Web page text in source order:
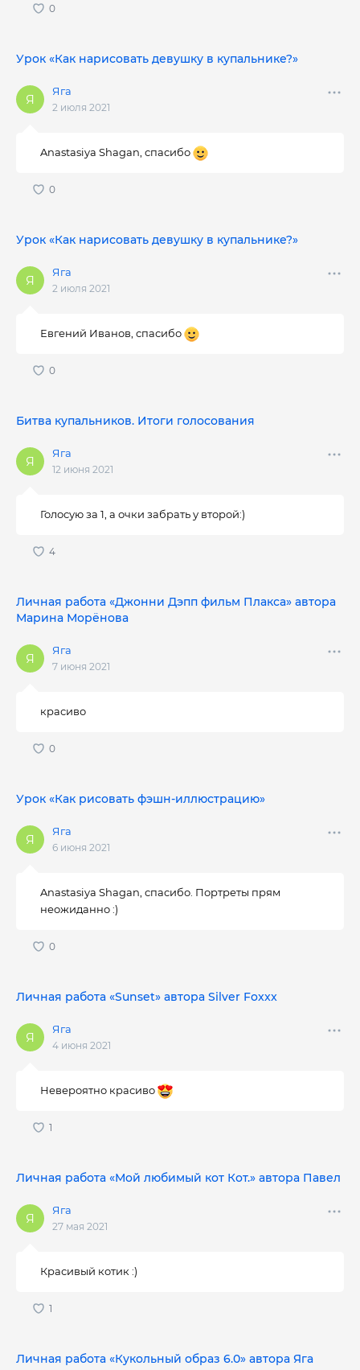
Урок «Как нарисовать девушку в купальнике?»
Яга
2 июля 2021
Anastasiya Shagan, спасибо
Урок «Как нарисовать девушку в купальнике?»
Яга
2 июля 2021
Евгений Иванов, спасибо
Битва купальников. Итоги голосования
Яга
12 июня 2021
Голосую за 1, а очки забрать у второй:)
Личная работа «Джонни Дэпп фильм Плакса» автора
Марина Морёнова
Яга
7 июня 2021
красиво
Урок «Как рисовать фэшн-иллюстрацию»
Яга
6 июня 2021
Anastasiya Shagan, спасибо. Портреты прям
неожиданно :)
Личная работа «Sunset» автора Silver Foxxx
Яга
4 июня 2021
Невероятно красиво
Личная работа «Мой любимый кот Кот.» автора Павел
Яга
27 мая 2021
Красивый котик :)
Личная работа «Кукольный образ 6.0» автора Яга